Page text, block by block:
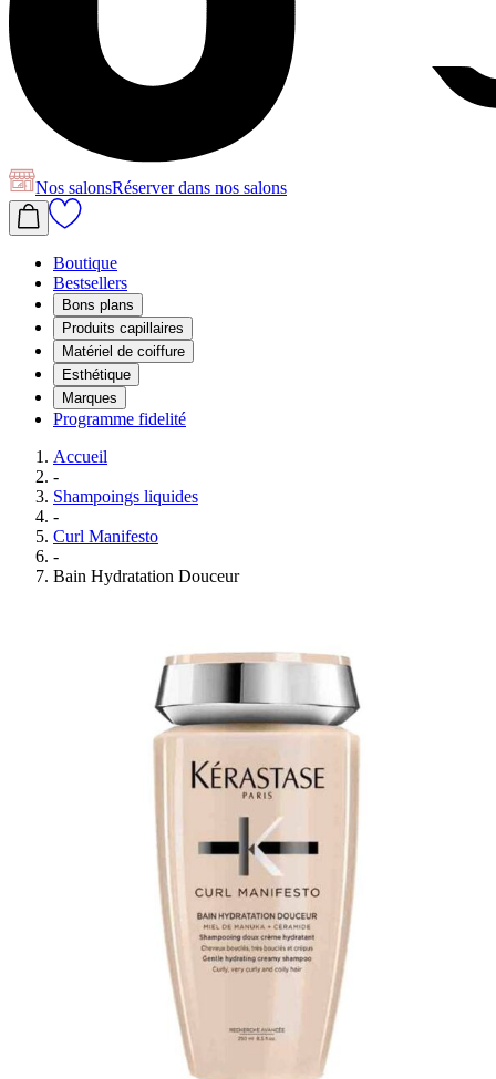
Nos salonsRéserverdans nos salons
Boutique
Bestsellers
Bons plans
Produits capillaires
Matériel de coiffure
Esthétique
Marques
Programme fidelité
Accueil
-
Shampoings liquides
-
Curl Manifesto
-
Bain Hydratation Douceur